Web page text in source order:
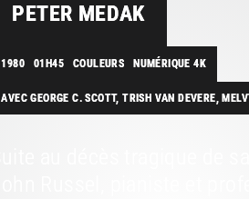
PETER MEDAK
1980 01H45 COULEURS NUMÉRIQUE 4K
AVEC GEORGE C. SCOTT, TRISH VAN DEVERE,
Suite au décès tragique de
John Russel, pianiste et